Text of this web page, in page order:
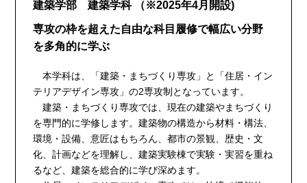
建築学部 建築学科 （※2025年4月開設)
専攻の枠を超えた自由な科目履修で幅広い分野
を多角的に学ぶ
本学科は、「建築・まちづくり専攻」と「住居・イン
テリアデザイン専攻」の2専攻制となっています。
建築・まちづくり専攻では、現在の建築やまちづくり
を専門的に学修します。建築物の構造から材料・構法、
環境・設備、意匠はもちろん、都市の景観、歴史・文
化、計画などを理解し、建築実験棟で実験・実習を重ね
るなど、建築を総合的に学び深めます。